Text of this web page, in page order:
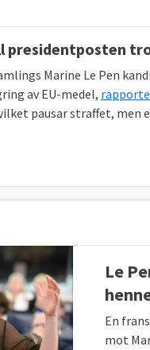
presidentposten
Marine Le Pen
av EU-medel,
pausar straffet,
Le
En
mot